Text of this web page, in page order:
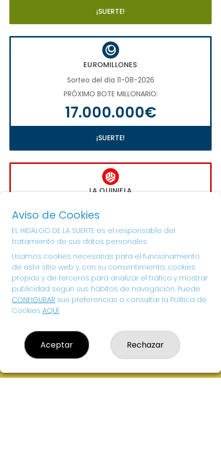
¡SUERTE!
EUROMILLONES
Sorteo del día 11-08-2026
PRÓXIMO BOTE MILLONARIO:
17.000.000€
¡SUERTE!
LA QUINIELA
PRÓXIMO BOTE MILLONARIO:
1.000.000€
¡SUERTE!
Aviso de Cookies
EL HIDALGO DE LA SUERTE es el responsable del
tratamiento de sus datos personales.
Usamos cookies necesarias para el funcionamiento
de este sitio web y, con su consentimiento, cookies
propias y de terceros para analizar el tráfico y mostrar
publicidad según sus hábitos de navegación. Puede
CONFIGURAR sus preferencias o consultar la Política de
Cookies AQUÍ.
Aceptar Rechazar